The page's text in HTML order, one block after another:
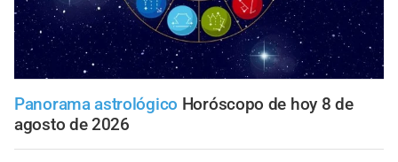
Panorama astrológico Horóscopo de hoy 8 de
agosto de 2026